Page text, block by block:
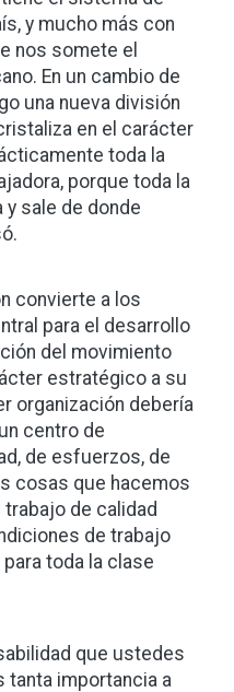
y mucho más con
nos somete el
En un cambio de
una nueva división
en el carácter
toda la
porque toda la
sale de donde
convierte a los
para el desarrollo
del movimiento
estratégico a su
organización debería
centro de
de esfuerzos, de
cosas que hacemos
de calidad
de trabajo
toda la clase
que ustedes
tanta importancia a